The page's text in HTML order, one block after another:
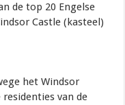
de top 20 Engelse
Castle (kasteel)
het Windsor
van de